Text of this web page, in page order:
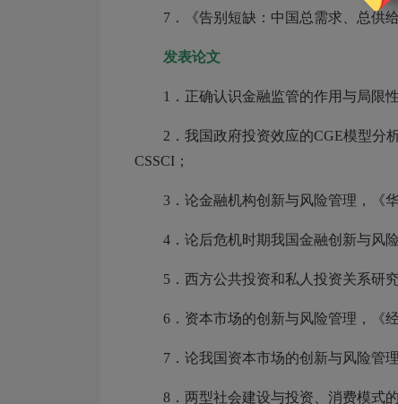
7．《告别短缺：中国总需求、总供
发表论文
1．正确认识金融监管的作用与局限
2．我国政府投资效应的CGE模型分
CSSCI；
3．论金融机构创新与风险管理，《
4．论后危机时期我国金融创新与风
5．西方公共投资和私人投资关系研
6．资本市场的创新与风险管理，《
7．论我国资本市场的创新与风险管
8．两型社会建设与投资、消费模式